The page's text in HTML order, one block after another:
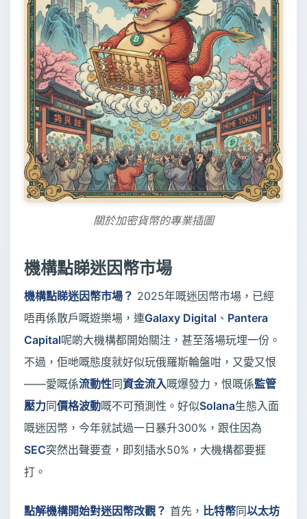
關於加密貨幣的專業插圖
機構點睇迷因幣市場
機構點睇迷因幣市場？ 2025年嘅迷因幣市場，已經
唔再係散戶嘅遊樂場，連Galaxy Digital 、 Pantera
Capital呢啲大機構都開始關注，甚至落場玩埋一份。
不過，佢哋嘅態度就好似玩俄羅斯輪盤咁，又愛又恨
——愛嘅係流動性同資金流入嘅爆發力，恨嘅係監管
壓力同價格波動嘅不可預測性。好似Solana生態入面
嘅迷因幣，今年就試過一日暴升300%，跟住因為
SEC突然出聲要查，即刻插水50%，大機構都要捱
打。
點解機構開始對迷因幣改觀？ 首先， 比特幣同以太坊